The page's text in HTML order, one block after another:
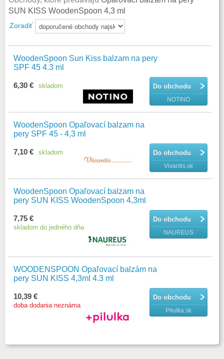
Časté olizovanie pier: Keď sú pery suché, častejšie si ich olizujeme.
Sliny však obsahujú enzýmy, ktoré môžu ďalej poškodiť u?
SUN KISS WoodenSpoon 4,3 ml
Zoradiť
WoodenSpoon Sun Kiss balzam na pery
SPF 45 4.3 ml
Do obchodu
NOTINO
6,30 € skladom
WoodenSpoon Opaľovací balzam na
pery SPF 45 - 4,3 ml
Do obchodu
Vivantis.sk
7,10 € skladom
WoodenSpoon Opaľovací balzam na
pery SUN KISS WoodenSpoon 4,3ml
Do obchodu
NAUREUS
7,75 €
skladom do jedného dňa
WOODENSPOON Opaľovací balzám na
pery SUN KISS 4,3ml 4.3 ml
Do obchodu
Pilulka.sk
10,39 €
doba dodania neznáma